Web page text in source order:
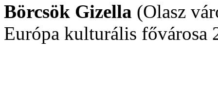
Börcsök Gizella (Olasz
Európa kulturális fővárosa